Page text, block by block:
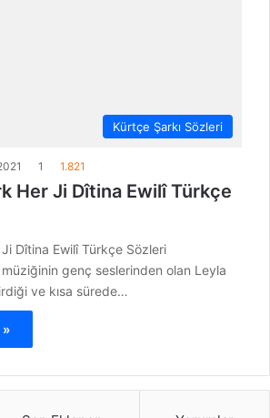
Kürtçe Şarkı Sözleri
1 1.821
Her Ji Dîtina Ewilî Türkçe
Dîtina Ewilî Türkçe Sözleri
genç seslerinden olan Leyla
ve kısa sürede…
»